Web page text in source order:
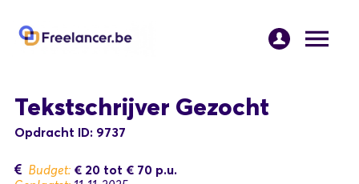
Tekstschrijver Gezocht
Opdracht ID: 9737
Budget: € 20 tot € 70 p.u.